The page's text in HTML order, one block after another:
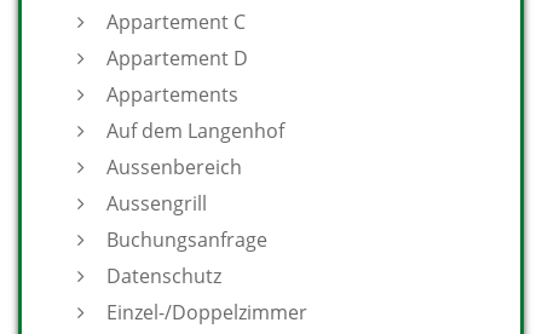
Appartement C
Appartement D
Appartements
Auf dem Langenhof
Aussenbereich
Aussengrill
Buchungsanfrage
Datenschutz
Einzel-/Doppelzimmer